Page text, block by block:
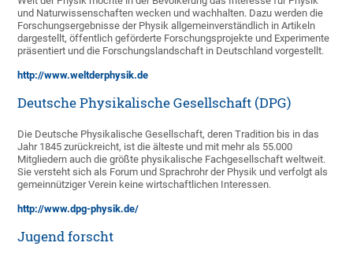
und Naturwissenschaften wecken und wachhalten. Dazu werden die
Forschungsergebnisse der Physik allgemeinverständlich in Artikeln
dargestellt, öffentlich geförderte Forschungsprojekte und Experimente
präsentiert und die Forschungslandschaft in Deutschland vorgestellt.
http://www.weltderphysik.de
Deutsche Physikalische Gesellschaft (DPG)
Die Deutsche Physikalische Gesellschaft, deren Tradition bis in das
Jahr 1845 zurückreicht, ist die älteste und mit mehr als 55.000
Mitgliedern auch die größte physikalische Fachgesellschaft weltweit.
Sie versteht sich als Forum und Sprachrohr der Physik und verfolgt als
gemeinnütziger Verein keine wirtschaftlichen Interessen.
http://www.dpg-physik.de/
Jugend forscht